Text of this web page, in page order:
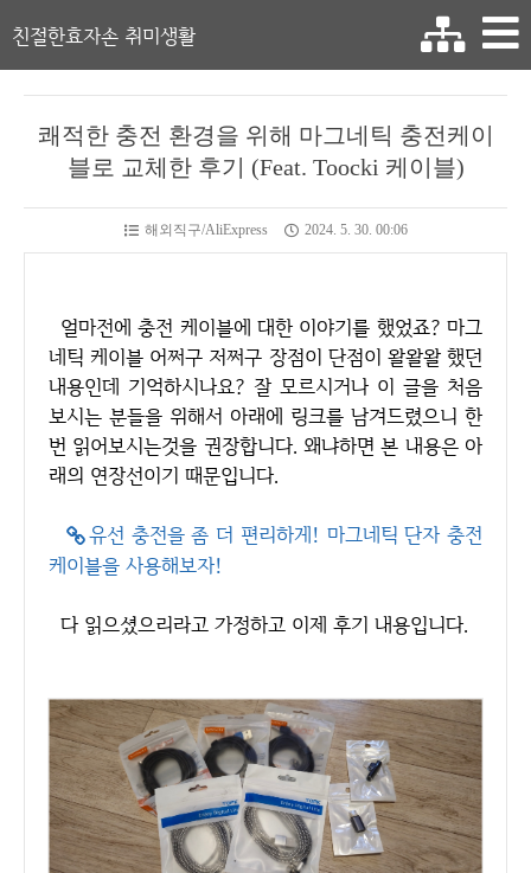
친절한효자손 취미생활
쾌적한 충전 환경을 위해 마그네틱 충전케이
블로 교체한 후기 (Feat. Toocki 케이블)
해외직구/AliExpress 2024. 5. 30. 00:06
얼마전에 충전 케이블에 대한 이야기를 했었죠? 마그
네틱 케이블 어쩌구 저쩌구 장점이 단점이 왈왈왈 했던
내용인데 기억하시나요? 잘 모르시거나 이 글을 처음
보시는 분들을 위해서 아래에 링크를 남겨드렸으니 한
번 읽어보시는것을 권장합니다. 왜냐하면 본 내용은 아
래의 연장선이기 때문입니다.
유선 충전을 좀 더 편리하게! 마그네틱 단자 충전
케이블을 사용해보자!
다 읽으셨으리라고 가정하고 이제 후기 내용입니다.